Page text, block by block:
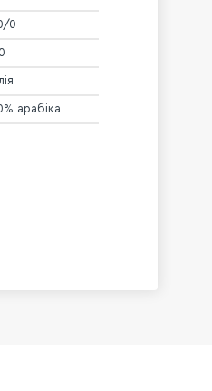
0
арабіка